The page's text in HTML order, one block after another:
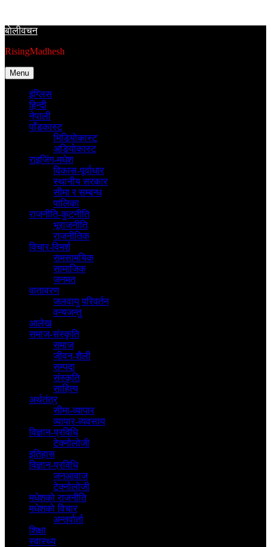
content
बाेलीवचन
RisingMadhesh
Menu
इंग्लिस
हिन्दी
नेपाली
पाँडकास्ट
भिडियाेकास्ट
अडियाेकास्ट
राइजिंग-मधेश
विकास-पूर्वाधार
स्थानीय सरकार
सीमा र सम्बन्ध
पालिका
राजनीति-कुटनीति
भूराजनीति
राजनीतिक
विचार-विमर्श
समसामयिक
सामाजिक
जनमत
वातावरण
जलवायु परिवर्तन
वन्यजन्तु
आलेख
समाज-संस्कृति
समाज
जीवन-शैली
सम्पदा
संस्कृति
साहित्य
अर्थतंत्र
सीमा-व्यापार
व्यापार-व्यवसाय
विज्ञान-प्रविधि
टेक्नोलोजी
इतिहास
विज्ञान-प्रविधि
जनआवाज
टेक्नोलोजी
मधेशकाे राजनीति
मधेशकाे विचार
अन्तर्वार्ता
शिक्षा
स्वास्थ्य